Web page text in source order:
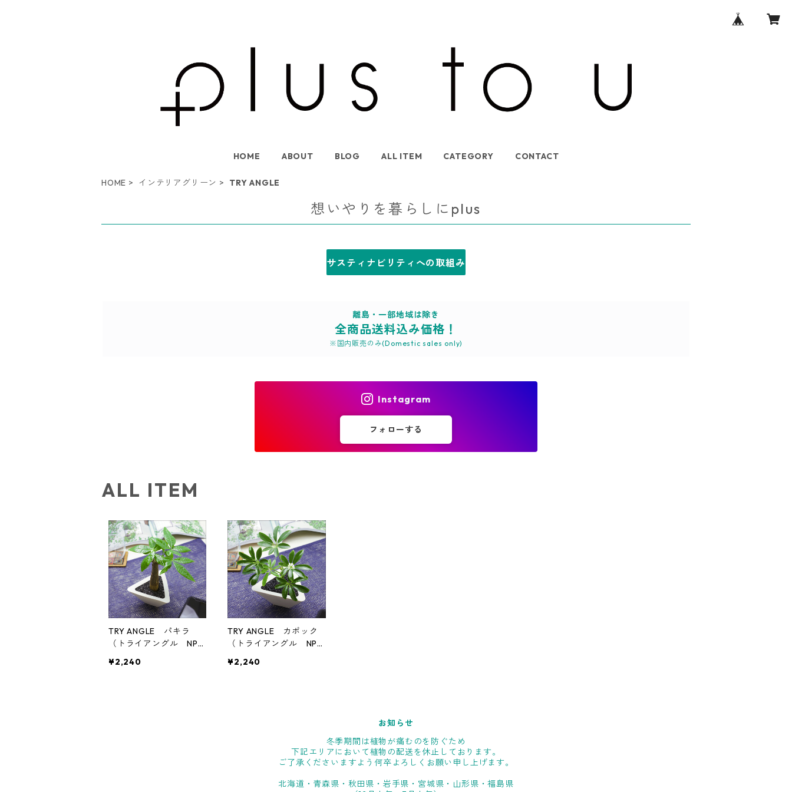
HOME ABOUT BLOG ALL ITEM CATEGORY CONTACT
HOME インテリアグリーン TRY ANGLE
想いやりを暮らしにplus
サスティナビリティへの取組み
離島・一部地域は除き
全商品送料込み価格！
※国内販売のみ(Domestic sales only)
Instagram
フォローする
ALL ITEM
TRY ANGLE パキラ
（トライアングル NPO
¥2,240
TRY ANGLE カポック
（トライアングル NPO
¥2,240
お知らせ
冬季期間は植物が痛むのを防ぐため
下記エリアにおいて植物の配送を休止しております。
ご了承くださいますよう何卒よろしくお願い申し上げます。
北海道・青森県・秋田県・岩手県・宮城県・山形県・福島県